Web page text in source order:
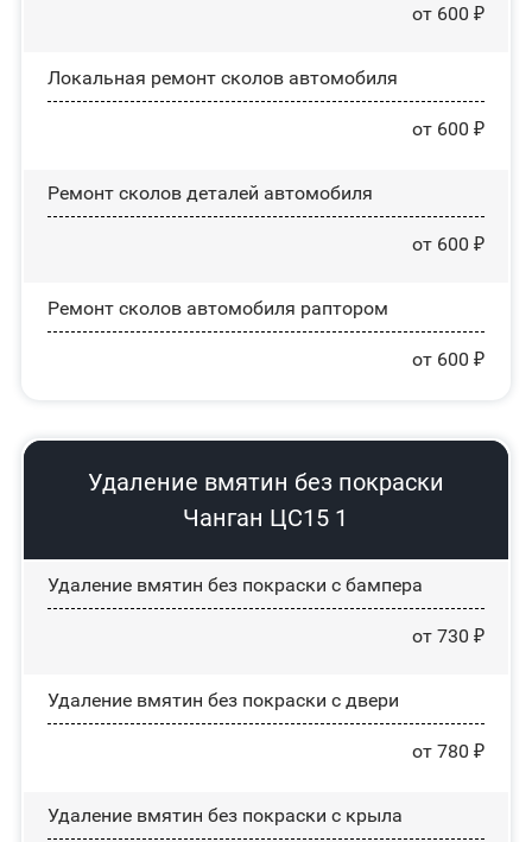
от 600 ₽
Локальная ремонт сколов автомобиля
от 600 ₽
Ремонт сколов деталей автомобиля
от 600 ₽
Ремонт сколов автомобиля раптором
от 600 ₽
Удаление вмятин без покраски
Чанган ЦС15 1
Удаление вмятин без покраски с бампера
от 730 ₽
Удаление вмятин без покраски с двери
от 780 ₽
Удаление вмятин без покраски с крыла